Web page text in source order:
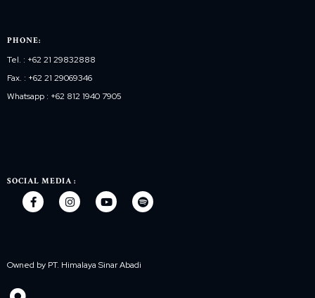
PHONE:
Tel. : +62 21 29832888
Fax. : +62 21 29069346
Whatsapp : +62 812 1940 7905
SOCIAL MEDIA :
Owned by PT. Himalaya Sinar Abadi